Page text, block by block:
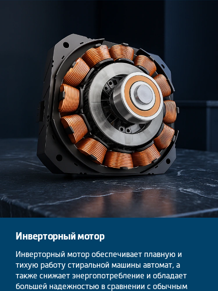
Инверторный мотор
Инверторный мотор обеспечивает плавную и
тихую работу стиральной машины автомат, а
также снижает энергопотребление и обладает
большей надежностью в сравнении с обычным